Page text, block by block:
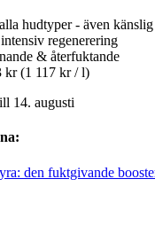
hudtyper - även känslig
regenerering
& återfuktande
kr (1 117 kr / l)
14. augusti
den fuktgivande